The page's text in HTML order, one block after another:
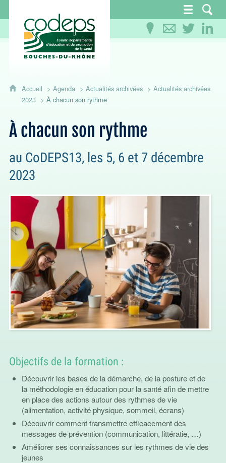
CoDEPS 13 - Comité départemental
Accueil Agenda Actualités archivées
Actualités archivées
2023
À chacun son rythme
À chacun son rythme
au CoDEPS13, les 5, 6 et 7 décembre
2023
Objectifs de la formation :
Découvrir les bases de la démarche, de la posture et de
la méthodologie en éducation pour la santé afin de mettre
en place des actions autour des rythmes de vie
(alimentation, activité physique, sommeil, écrans)
Découvrir comment transmettre efficacement des
messages de prévention (communication, littératie, …)
Améliorer ses connaissances sur les rythmes de vie des
jeunes